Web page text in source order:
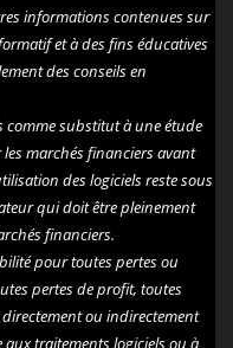
informations contenues sur
et à des fins éducatives
des conseils en
comme substitut à une étude
marchés financiers avant
des logiciels reste sous
qui doit être pleinement
financiers.
pour toutes pertes ou
pertes de profit, toutes
ou indirectement
aux traitements logiciels ou à